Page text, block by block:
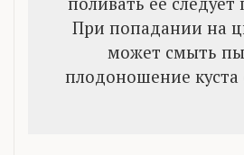
При попадании на
может смыть
плодоношение куста